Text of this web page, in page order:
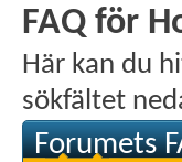
FAQ för
Här kan du
sökfältet
Forumets